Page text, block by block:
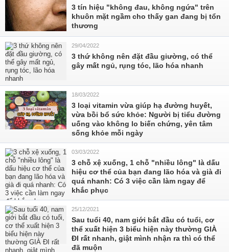
3 tín hiệu "không đau, không ngứa" trên
khuôn mặt ngầm cho thấy gan đang bị tổn
thương
29/04/2022
3 thứ không nên đặt đầu giường, có thể
gây mất ngủ, rụng tóc, lão hóa nhanh
18/03/2022
3 loại vitamin vừa giúp hạ đường huyết,
vừa bồi bổ sức khỏe: Người bị tiểu đường
uống vào không lo biến chứng, yên tâm
sống khỏe mỗi ngày
03/03/2022
3 chỗ xệ xuống, 1 chỗ "nhiều lông" là dấu
hiệu cơ thể của bạn đang lão hóa và già đi
quá nhanh: Có 3 việc cần làm ngay để
khắc phục
25/12/2021
Sau tuổi 40, nam giới bắt đầu có tuổi, cơ
thể xuất hiện 3 biểu hiện này thường GIÀ
ĐI rất nhanh, giật mình nhận ra thì có thể
đã muộn